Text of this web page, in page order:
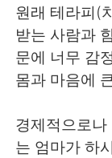
원래 테라피(
받는 사람과
문에 너무 감
몸과 마음에
경제적으로나
는 엄마가 하